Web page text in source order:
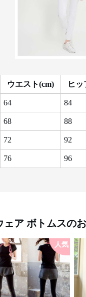
ウエスト(cm) ヒッ
64 84
68 88
72 92
76 96
ェア ボトムスの
人気